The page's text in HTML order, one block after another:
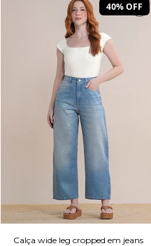
40% OFF
Calça wide leg cropped em jeans